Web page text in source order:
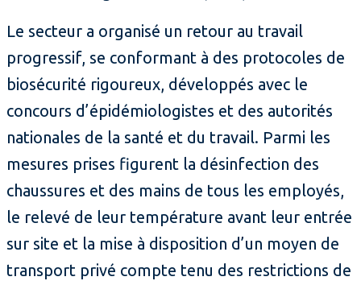
Le secteur a organisé un retour au travail
progressif, se conformant à des protocoles de
biosécurité rigoureux, développés avec le
concours d’épidémiologistes et des autorités
nationales de la santé et du travail. Parmi les
mesures prises figurent la désinfection des
chaussures et des mains de tous les employés,
le relevé de leur température avant leur entrée
sur site et la mise à disposition d’un moyen de
transport privé compte tenu des restrictions de